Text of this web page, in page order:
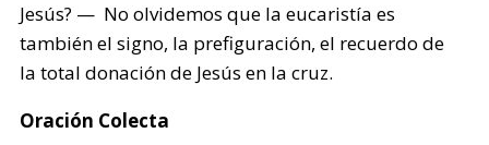
Jesús? — No olvidemos que la eucaristía es
también el signo, la prefiguración, el recuerdo de
la total donación de Jesús en la cruz.
Oración Colecta